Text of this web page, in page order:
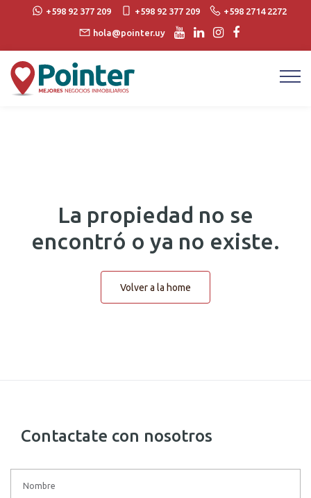
+598 92 377 209 +598 92 377 209 +598 2714 2272
hola@pointer.uy
La propiedad no se
encontró o ya no existe.
Volver a la home
Contactate con nosotros